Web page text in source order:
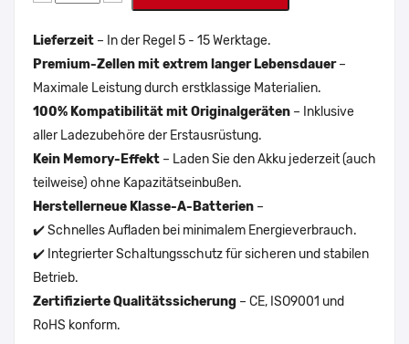
Lieferzeit – In der Regel 5 - 15 Werktage.
Premium-Zellen mit extrem langer Lebensdauer–
Maximale Leistung durch erstklassige Materialien.
100% Kompatibilität mit Originalgeräten – Inklusive
aller Ladezubehöre der Erstausrüstung.
Kein Memory-Effekt – Laden Sie den Akku jederzeit (auch
teilweise) ohne Kapazitätseinbußen.
Herstellerneue Klasse-A-Batterien –
✔️ Schnelles Aufladen bei minimalem Energieverbrauch.
✔️ Integrierter Schaltungsschutz für sicheren und stabilen
Betrieb.
Zertifizierte Qualitätssicherung – CE, ISO9001 und
RoHS konform.